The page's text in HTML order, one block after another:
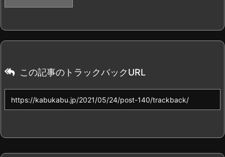
この記事のトラックバックURL